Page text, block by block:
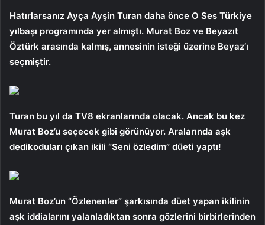
Hatırlarsanız Ayça Ayşin Turan daha önce O Ses Türkiye
yılbaşı programında yer almıştı. Murat Boz ve Beyazıt
Öztürk arasında kalmış, annesinin isteği üzerine Beyaz’ı
seçmiştir.
Turan bu yıl da TV8 ekranlarında olacak. Ancak bu kez
Murat Boz’u seçecek gibi görünüyor. Aralarında aşk
dedikoduları çıkan ikili “Seni özledim” düeti yaptı!
Murat Boz’un “Özlenenler” şarkısında düet yapan ikilinin
aşk iddialarını yalanladıktan sonra gözlerini birbirlerinden